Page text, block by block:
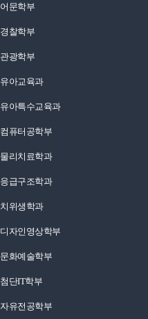
어문학부
경찰학부
관광학부
유아교육과
유아특수교육과
컴퓨터공학부
물리치료학과
응급구조학과
치위생학과
디자인영상학부
문화예술학부
첨단IT학부
자유전공학부